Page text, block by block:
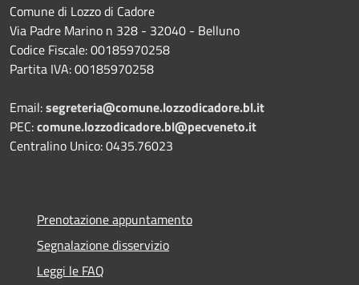
Comune di Lozzo di Cadore
Via Padre Marino n 328 - 32040 - Belluno
Codice Fiscale: 00185970258
Partita IVA: 00185970258
Email:segreteria@comune.lozzodicadore.bl.it
PEC:comune.lozzodicadore.bl@pecveneto.it
Centralino Unico: 0435.76023
Prenotazione appuntamento
Segnalazione disservizio
Leggi le FAQ